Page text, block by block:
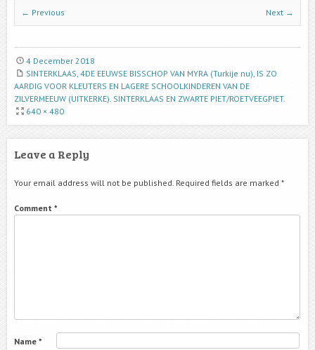
← Previous Next →
4 December 2018
SINTERKLAAS, 4DE EEUWSE BISSCHOP VAN MYRA (Turkije nu), IS ZO
AARDIG VOOR KLEUTERS EN LAGERE SCHOOLKINDEREN VAN DE
ZILVERMEEUW (UITKERKE). SINTERKLAAS EN ZWARTE PIET/ROETVEEGPIET.
640 × 480
Leave a Reply
Your email address will not be published. Required fields are marked *
Comment *
Name *